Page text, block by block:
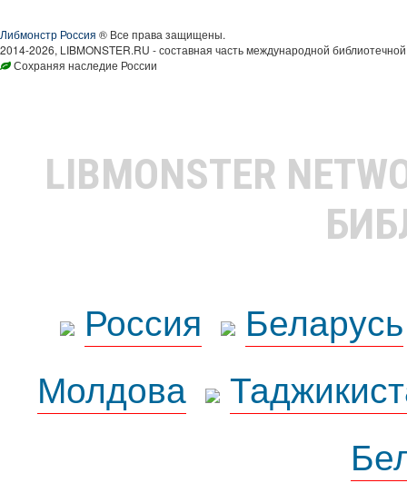
Либмонстр Россия ® Все права защищены.
2014-2026, LIBMONSTER.RU - составная часть международной
Сохраняя наследие России
LIBMONSTER
Россия
Беларусь
Молдова